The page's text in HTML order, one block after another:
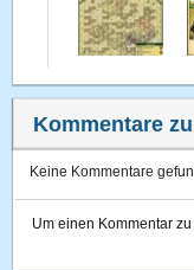
Kommentare
Keine Kommentare
Um einen Kommentar